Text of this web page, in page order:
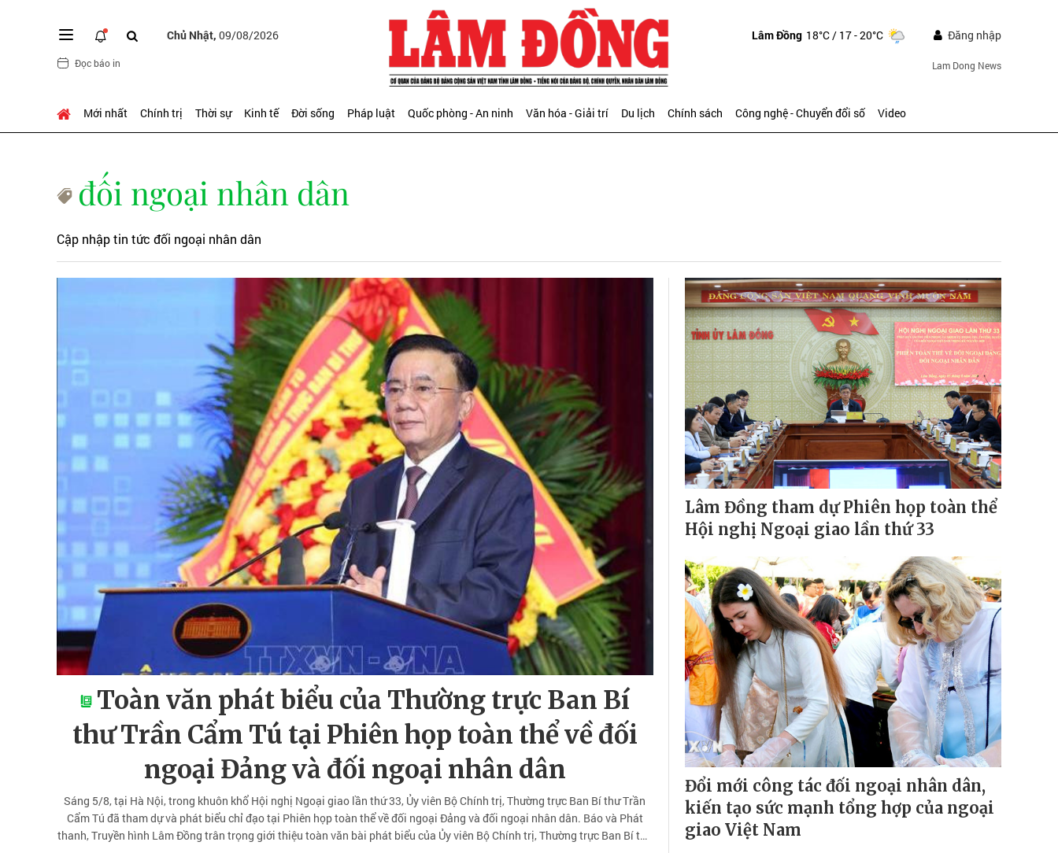
Chủ Nhật, 09/08/2026
Đọc báo in
Lâm Đồng 18°C/ 17 - 20°C Đăng nhập
Lam Dong News
Mới nhất Chính trị Thời sự Kinh tế Đời sống Pháp luật Quốc phòng - An ninh Văn hóa - Giải trí Du lịch Chính sách Công nghệ - Chuyển đổi số Video
đối ngoại nhân dân
Cập nhập tin tức đối ngoại nhân dân
Toàn văn phát biểu của Thường trực Ban Bí
thư Trần Cẩm Tú tại Phiên họp toàn thể về đối
ngoại Đảng và đối ngoại nhân dân
Sáng 5/8, tại Hà Nội, trong khuôn khổ Hội nghị Ngoại giao lần thứ 33, Ủy viên Bộ Chính trị, Thường trực Ban Bí thư Trần
Cẩm Tú đã tham dự và phát biểu chỉ đạo tại Phiên họp toàn thể về đối ngoại Đảng và đối ngoại nhân dân. Báo và Phát
thanh, Truyền hình Lâm Đồng trân trọng giới thiệu toàn văn bài phát biểu của Ủy viên Bộ Chính trị, Thường trực Ban Bí thư
Lâm Đồng tham dự Phiên họp toàn thể
Hội nghị Ngoại giao lần thứ 33
Đổi mới công tác đối ngoại nhân dân,
kiến tạo sức mạnh tổng hợp của ngoại
giao Việt Nam